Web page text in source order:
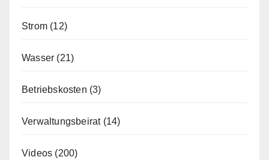
Strom (12)
Wasser (21)
Betriebskosten (3)
Verwaltungsbeirat(14)
Videos (200)